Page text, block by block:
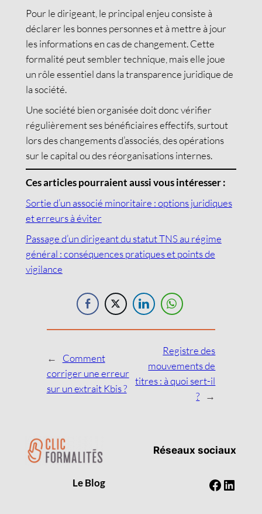
Pour le dirigeant, le principal enjeu consiste à
déclarer les bonnes personnes et à mettre à jour
les informations en cas de changement. Cette
formalité peut sembler technique, mais elle joue
un rôle essentiel dans la transparence juridique de
la société.
Une société bien organisée doit donc vérifier
régulièrement ses bénéficiaires effectifs, surtout
lors des changements d’associés, des opérations
sur le capital ou des réorganisations internes.
Ces articles pourraient aussi vous intéresser :
Sortie d’un associé minoritaire : options juridiques
et erreurs à éviter
Passage d’un dirigeant du statut TNS au régime
général : conséquences pratiques et points de
vigilance
←
Comment
corriger une erreur
sur un extrait Kbis ?
Registre des
mouvements de
titres : à quoi sert-il
?
→
Le Blog
Réseaux sociaux